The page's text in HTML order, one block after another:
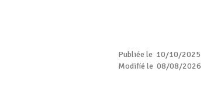
Publiée le 10/10/2025
Modifié le 08/08/2026